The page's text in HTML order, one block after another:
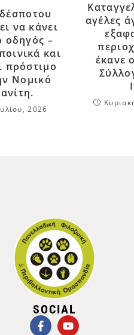
να κάνει
οδηγός –
και
πρόστιμο
Νομικό
2026
αγέλες
έκανε
SOCIAL